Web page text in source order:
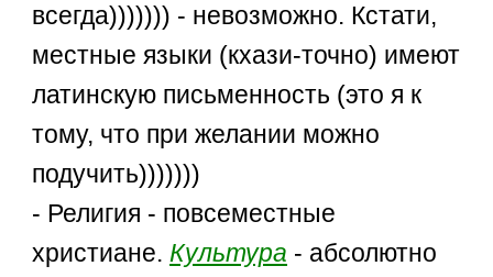
всегда))))))) - невозможно. Кстати,
местные языки (кхази-точно) имеют
латинскую письменность (это я к
тому, что при желании можно
подучить)))))))
- Религия - повсеместные
христиане.Культура - абсолютно